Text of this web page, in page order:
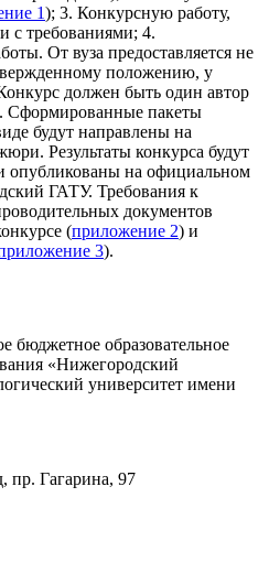
1); 3. Конкурсную работу,
с требованиями; 4.
От вуза предоставляется не
положению, у
должен быть один автор
Сформированные пакеты
будут направлены на
Результаты конкурса будут
опубликованы на официальном
ГАТУ. Требования к
документов
(приложение 2) и
3).
бюджетное образовательное
«Нижегородский
университет имени
пр. Гагарина, 97